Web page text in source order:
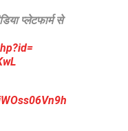
प्लेटफार्म से